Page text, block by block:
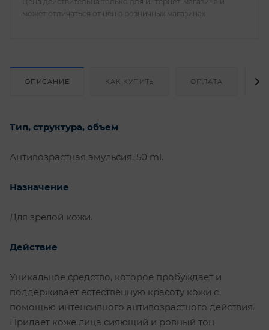
может отличаться от цен в розничных магазинах
ОПИСАНИЕ КАК КУПИТЬ ОПЛАТА
Тип, структура, объем
Антивозрастная эмульсия. 50 ml.
Назначение
Для зрелой кожи.
Действие
Уникальное средство, которое пробуждает и
поддерживает естественную красоту кожи с
помощью интенсивного антивозрастного действия.
Придает коже лица сияющий и ровный тон